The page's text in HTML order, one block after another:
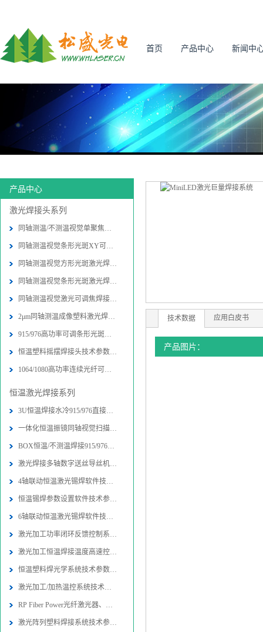
首页 产品中心 新闻中
产品中心
激光焊接头系列
同轴测温/不测温视觉单聚焦激光焊接
同轴测温视觉条形光斑XY可调激光焊接
同轴测温视觉方形光斑激光焊接头技术
同轴测温视觉条形光斑激光焊接头技术
同轴测温视觉激光可调焦焊接头技术参
2μm同轴测温成像塑料激光焊接头技术
915/976高功率可调条形光斑激光封边
恒温塑料摇摆焊接头技术参数-图片-应
1064/1080高功率连续光纤可调条形光
恒温激光焊接系列
3U恒温焊接水冷915/976直接半导体激
一体化恒温振镜同轴视觉扫描焊接加工
BOX恒温/不测温焊接915/976直接半导
激光焊接多轴数字送丝导丝机构技术参
4轴联动恒温激光锡焊软件技术参数-图
恒温锡焊参数设置软件技术参数-图片
6轴联动恒温激光锡焊软件技术参数-图
激光加工功率闭环反馈控制系统技术参
激光加工恒温焊接温度高速控制系统技
恒温塑料焊光学系统技术参数-图片-应
激光加工/加热温控系统技术参数-图片
RP Fiber Power光纤激光器、放大器
激光阵列塑料焊接系统技术参数-图片
技术数据 应用白皮书
产品图片：